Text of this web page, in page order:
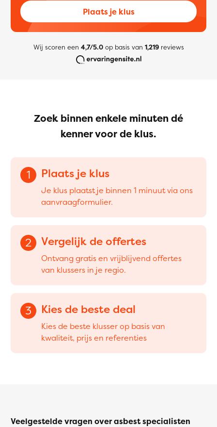
Plaats je klus
Wij scoren een 4,7/5.0op basis van 1,219reviews
Zoek binnen enkele minuten dé
kenner voor de klus.
1 Plaats je klus
Je klus plaatst je binnen 1 minuut via ons
aanvraagformulier.
2 Vergelijk de offertes
Ontvang gratis en vrijblijvend offertes
van klussers in je regio.
3 Kies de beste deal
Kies de beste klusser op basis van
kwaliteit, prijs en referenties
Veelgestelde vragen over asbest specialisten